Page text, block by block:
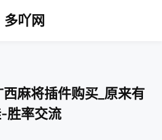
多吖网
麻将插件购买_原来有
胜率交流